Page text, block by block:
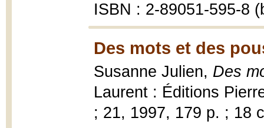
ISBN : 2-89051-595-8
Des mots et des
Susanne Julien, Des
Laurent : Éditions
; 21, 1997, 179 p. ; 18